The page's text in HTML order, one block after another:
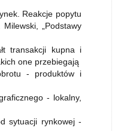
Reakcje popytu
„Podstawy
transakcji kupna i
one przebiegają
- produktów i
- lokalny,
sytuacji rynkowej -